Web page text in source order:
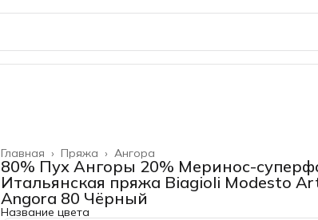
Ангора
Пряжа ›
Главная ›
80% Пух Ангоры 20% Меринос-
Итальянская пряжа Biagioli Modesto
Angora 80 Чёрный
Название цвета